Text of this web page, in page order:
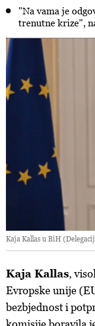
"Na vama je
trenutne krize",
Kaja Kallas u BiH
Kaja Kallas,
Evropske unije
bezbjednost i